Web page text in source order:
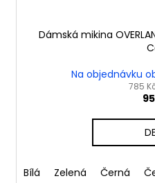
Dámská mikina
Na objednávku
785
Bílá Zelená Černá